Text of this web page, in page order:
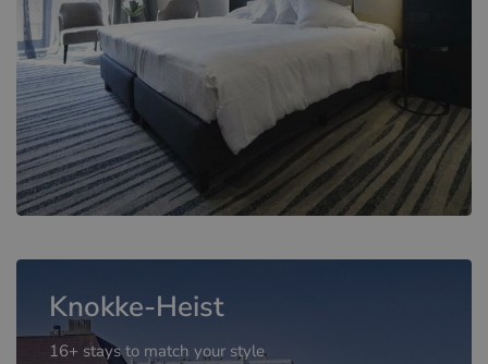
Knokke-Heist
16+ stays to match your style